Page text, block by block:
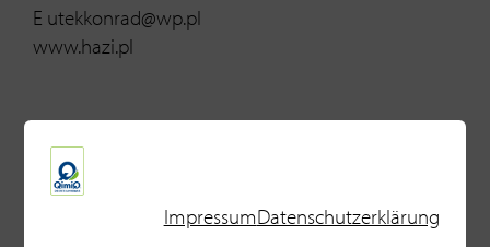
E utekkonrad@wp.pl
www.hazi.pl
Rumänien
General Parma Food Srl.
T +40 214117-564ImpressumDatenschutzerklärung